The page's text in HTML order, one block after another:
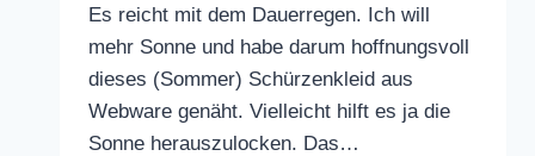
Es reicht mit dem Dauerregen. Ich will
mehr Sonne und habe darum hoffnungsvoll
dieses (Sommer) Schürzenkleid aus
Webware genäht. Vielleicht hilft es ja die
Sonne herauszulocken. Das…